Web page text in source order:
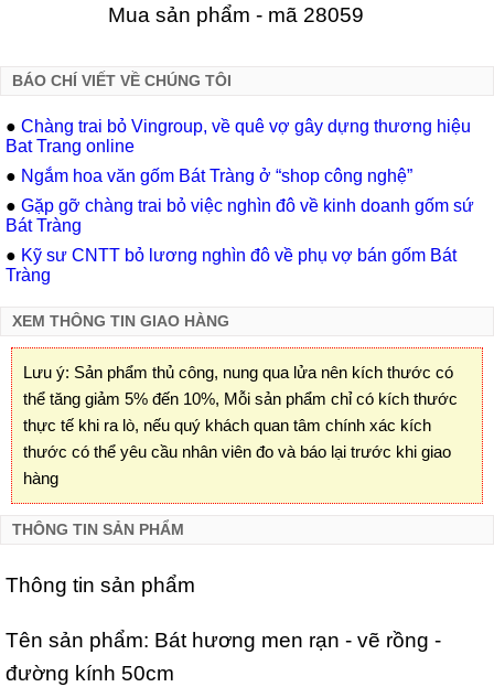
Mua sản phẩm - mã 28059
BÁO CHÍ VIẾT VỀ CHÚNG TÔI
● Chàng trai bỏ Vingroup, về quê vợ gây dựng thương hiệu
Bat Trang online
● Ngắm hoa văn gốm Bát Tràng ở “shop công nghệ”
● Gặp gỡ chàng trai bỏ việc nghìn đô về kinh doanh gốm sứ
Bát Tràng
● Kỹ sư CNTT bỏ lương nghìn đô về phụ vợ bán gốm Bát
Tràng
XEM THÔNG TIN GIAO HÀNG
Lưu ý: Sản phẩm thủ công, nung qua lửa nên kích thước có
thể tăng giảm 5% đến 10%, Mỗi sản phẩm chỉ có kích thước
thực tế khi ra lò, nếu quý khách quan tâm chính xác kích
thước có thể yêu cầu nhân viên đo và báo lại trước khi giao
hàng
THÔNG TIN SẢN PHẨM
Thông tin sản phẩm
Tên sản phẩm: Bát hương men rạn - vẽ rồng -
đường kính 50cm